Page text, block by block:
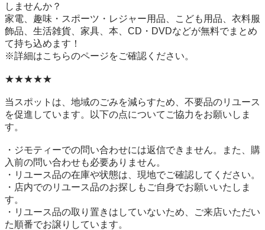
しませんか？
家電、趣味・スポーツ・レジャー用品、こども用品、衣料服
飾品、生活雑貨、家具、本、CD・DVDなどが無料でまとめ
て持ち込めます！
※詳細はこちらのページをご確認ください。
★★★★★
当スポットは、地域のごみを減らすため、不要品のリユース
を促進しています。以下の点についてご協力をお願いしま
す。
・ジモティーでの問い合わせには返信できません。また、購
入前の問い合わせも必要ありません。
・リユース品の在庫や状態は、現地でご確認してください。
・店内でのリユース品のお探しもご自身でお願いいたしま
す。
・リユース品の取り置きはしていないため、ご来店いただい
た順番でお譲りしています。